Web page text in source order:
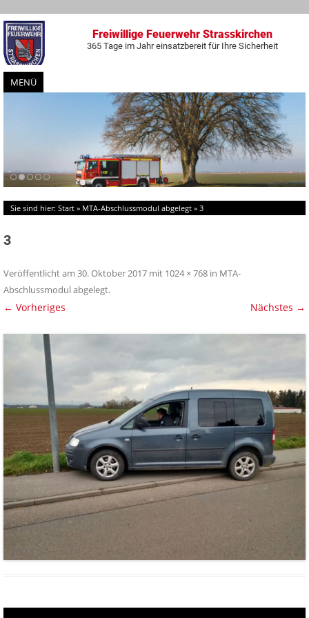
Freiwillige Feuerwehr Strasskirchen
365 Tage im Jahr einsatzbereit für Ihre Sicherheit
MENÜ
Zum
Inhalt
springen
Sie sind hier: Start » MTA-Abschlussmodul abgelegt » 3
3
Veröffentlicht am 30. Oktober 2017 mit 1024 × 768 in MTA-
Abschlussmodul abgelegt.
← Vorheriges Nächstes →